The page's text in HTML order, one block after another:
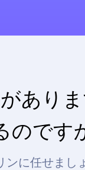
あり
のです
ンに任せまし